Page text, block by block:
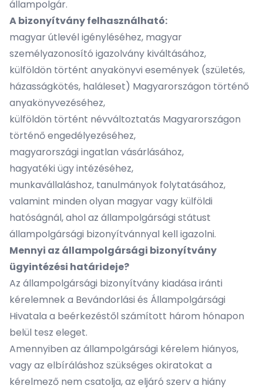
állampolgár.
A bizonyítvány felhasználható:
magyar útlevél igényléséhez, magyar
személyazonosító igazolvány kiváltásához,
külföldön történt anyakönyvi események (születés,
házasságkötés, haláleset) Magyarországon történő
anyakönyvezéséhez,
külföldön történt névváltoztatás Magyarországon
történő engedélyezéséhez,
magyarországi ingatlan vásárlásához,
hagyatéki ügy intézéséhez,
munkavállaláshoz, tanulmányok folytatásához,
valamint minden olyan magyar vagy külföldi
hatóságnál, ahol az állampolgársági státust
állampolgársági bizonyítvánnyal kell igazolni.
Mennyi az állampolgársági bizonyítvány
ügyintézési határideje?
Az állampolgársági bizonyítvány kiadása iránti
kérelemnek a Bevándorlási és Állampolgársági
Hivatala a beérkezéstől számított három hónapon
belül tesz eleget.
Amennyiben az állampolgársági kérelem hiányos,
vagy az elbíráláshoz szükséges okiratokat a
kérelmező nem csatolja, az eljáró szerv a hiány